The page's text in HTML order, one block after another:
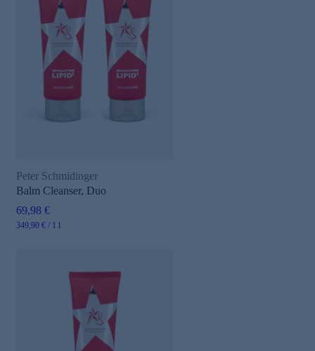
Peter Schmidinger
Balm Cleanser, Duo
69,98 €
349,90 € / 1 l